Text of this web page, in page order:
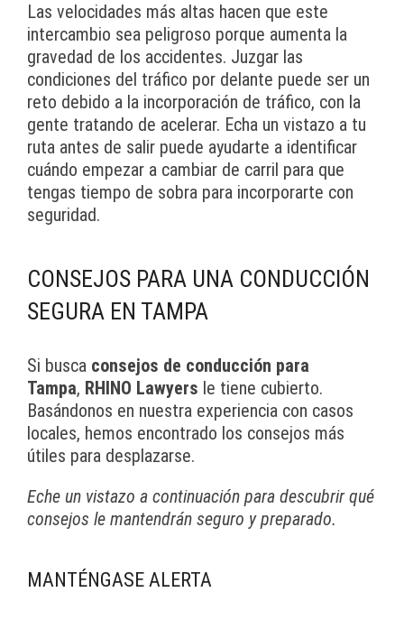
Las velocidades más altas hacen que este
intercambio sea peligroso porque aumenta la
gravedad de los accidentes. Juzgar las
condiciones del tráfico por delante puede ser un
reto debido a la incorporación de tráfico, con la
gente tratando de acelerar. Echa un vistazo a tu
ruta antes de salir puede ayudarte a identificar
cuándo empezar a cambiar de carril para que
tengas tiempo de sobra para incorporarte con
seguridad.
CONSEJOS PARA UNA CONDUCCIÓN
SEGURA EN TAMPA
Si busca consejos de conducción para
Tampa, RHINO Lawyers le tiene cubierto.
Basándonos en nuestra experiencia con casos
locales, hemos encontrado los consejos más
útiles para desplazarse.
Eche un vistazo a continuación para descubrir qué
consejos le mantendrán seguro y preparado.
MANTÉNGASE ALERTA